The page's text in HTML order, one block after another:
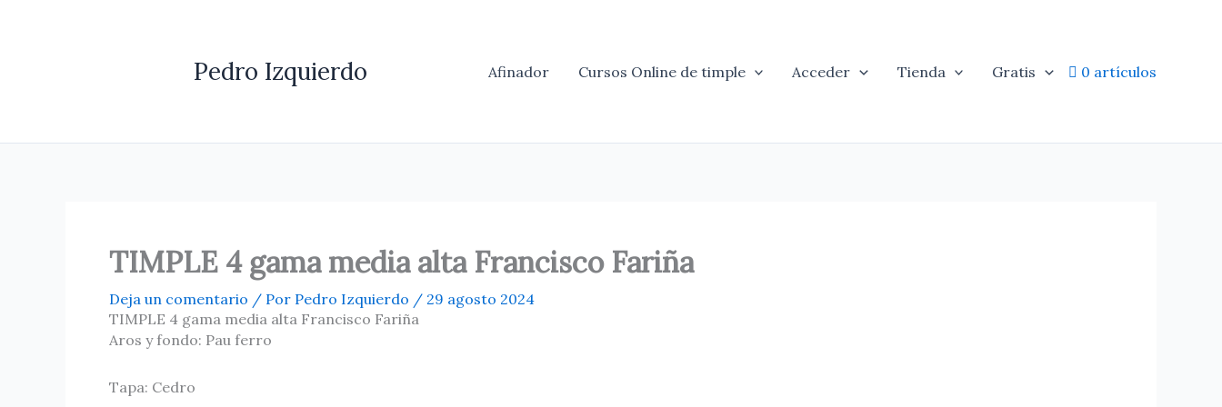
Pedro Izquierdo Afinador Cursos Online de timple Acceder Tienda Gratis 0 artículos
TIMPLE 4 gama media alta Francisco Fariña
Deja un comentario / Por Pedro Izquierdo / 29 agosto 2024
TIMPLE 4 gama media alta Francisco Fariña
Aros y fondo: Pau ferro
Tapa: Cedro